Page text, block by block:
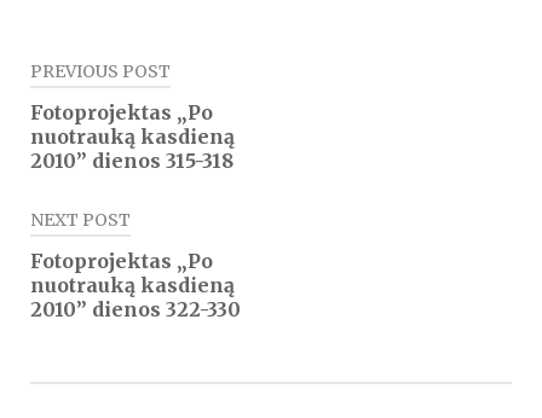
Navigacija
tarp
įrašų
PREVIOUS POST
Fotoprojektas „Po
nuotrauką kasdieną
2010” dienos 315-318
NEXT POST
Fotoprojektas „Po
nuotrauką kasdieną
2010” dienos 322-330